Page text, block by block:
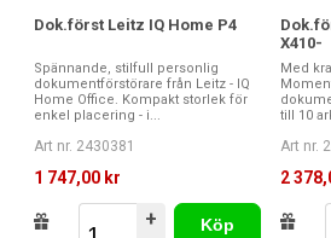
Dok.först Leitz IQ Home P4
Spännande, stilfull personlig
dokumentförstörare från Leitz - IQ
Home Office. Kompakt storlek för
enkel placering - i...
Art nr. 2430381
1 747,00 kr
+
Köp
X410-
Med
till 10
Art nr.
2